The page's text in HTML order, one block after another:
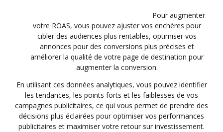
Pour augmenter
votre ROAS, vous pouvez ajuster vos enchères pour
cibler des audiences plus rentables, optimiser vos
annonces pour des conversions plus précises et
améliorer la qualité de votre page de destination pour
augmenter la conversion.
En utilisant ces données analytiques, vous pouvez identifier
les tendances, les points forts et les faiblesses de vos
campagnes publicitaires, ce qui vous permet de prendre des
décisions plus éclairées pour optimiser vos performances
publicitaires et maximiser votre retour sur investissement.